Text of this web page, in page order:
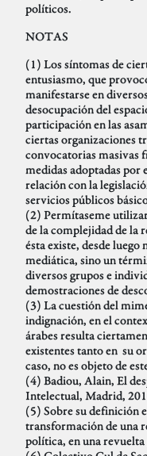
políticos.
NOTAS
(1) Los síntomas de
entusiasmo, que
manifestarse en
desocupación del
participación en las
ciertas organizaciones
convocatorias masivas
medidas adoptadas
relación con la
servicios públicos
(2) Permítaseme
de la complejidad de la
ésta existe, desde
mediática, sino un
diversos grupos e
demostraciones de
(3) La cuestión del
indignación, en el
árabes resulta
existentes tanto en su
caso, no es objeto de
(4) Badiou, Alain, El
Intelectual, Madrid,
(5) Sobre su definición
transformación de una
política, en una